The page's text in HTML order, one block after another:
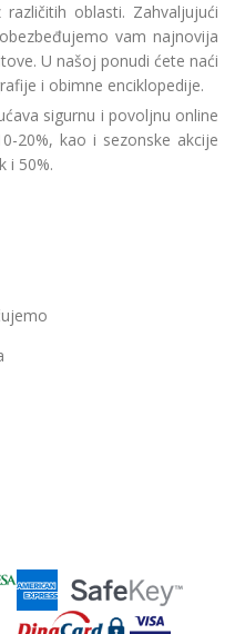
oblasti. Zahvaljujući
vam najnovija
U našoj ponudi ćete naći
i obimne enciklopedije.
sigurnu i povoljnu online
20%, kao i sezonske akcije
i 50%.